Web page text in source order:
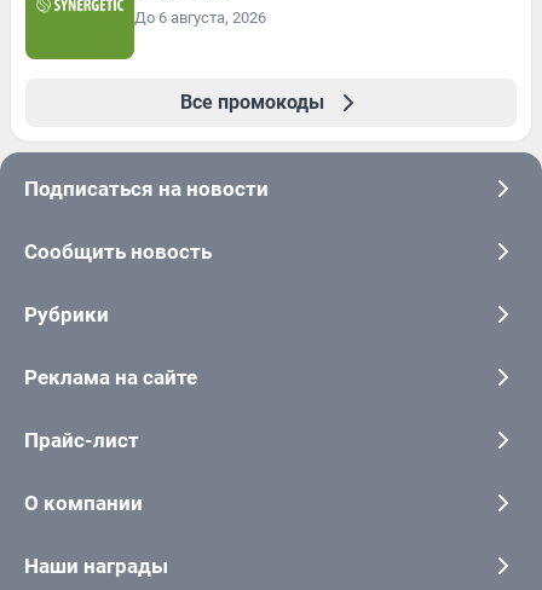
До 6 августа, 2026
Все промокоды
Подписаться на новости
Сообщить новость
Рубрики
Реклама на сайте
Прайс-лист
О компании
Наши награды